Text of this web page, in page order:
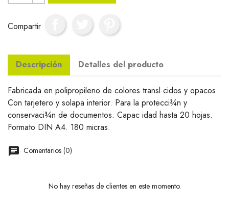
Compartir
Descripción Detalles del producto
Fabricada en polipropileno de colores transl·cidos y opacos.
Con tarjetero y solapa interior. Para la protecci¾n y
conservaci¾n de documentos. Capac idad hasta 20 hojas.
Formato DIN A4. 180 micras.
Comentarios (0)
No hay reseñas de clientes en este momento.